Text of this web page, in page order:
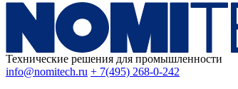
Технические решения для промышленности
info@nomitech.ru + 7(495) 268-0-242